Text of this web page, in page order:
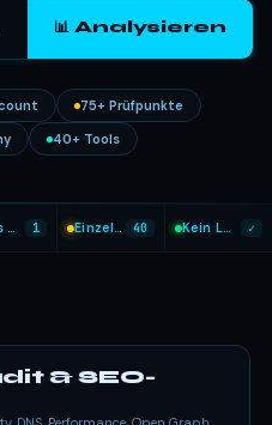
📊 Analysieren
75+ Prüfpunkte
40+ Tools
Tools heute genutzt 1 Einzel-Tools 40 Kein Login nötig ✓
& SEO-